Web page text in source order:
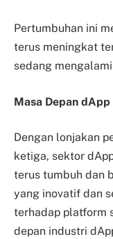
Pertumbuhan ini
terus meningkat
sedang
Masa Depan
Dengan lonjakan
ketiga, sektor
terus tumbuh dan
yang inovatif dan
terhadap platform
depan industri